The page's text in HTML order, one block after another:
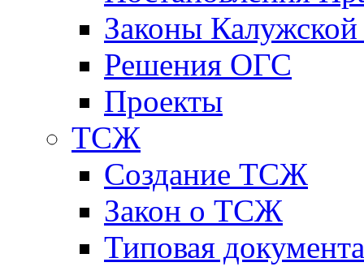
Законы Калужской
Решения ОГС
Проекты
ТСЖ
Создание ТСЖ
Закон о ТСЖ
Типовая